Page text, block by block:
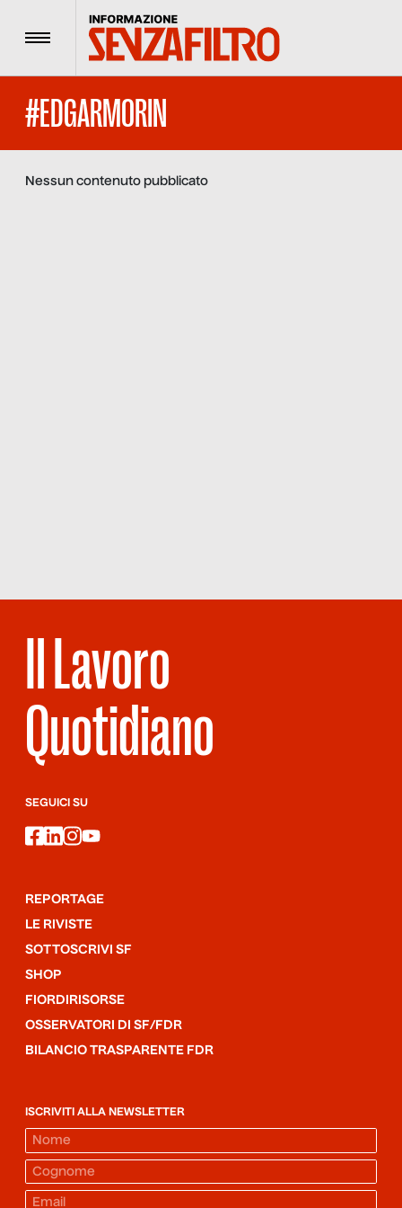
Menu
#EDGARMORIN
Nessun contenuto pubblicato
Il Lavoro
Quotidiano
SEGUICI SU
facebook
linkedin
instagram
youtube
REPORTAGE
LE RIVISTE
SOTTOSCRIVI SF
SHOP
FIORDIRISORSE
OSSERVATORI DI SF/FDR
BILANCIO TRASPARENTE FDR
ISCRIVITI ALLA NEWSLETTER